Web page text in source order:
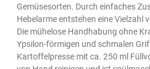
Gemüsesorten. Durch einfaches
Hebelarme entstehen eine Vielzahl
Die mühelose Handhabung ohne
Ypsilon-förmigen und schmalen
Kartoffelpresse mit ca. 250 ml